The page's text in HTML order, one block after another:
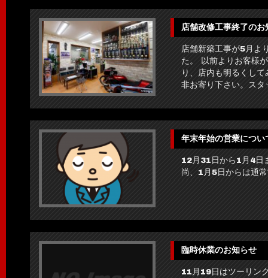
店舗改修工事終了のお
店舗新築工事が5月よ
た。 以前よりお客様
り、店内も明るくし
非お寄り下さい。ス
年末年始の営業につい
12月31日から1月4日
尚、1月5日からは通
臨時休業のお知らせ
11月19日はツーリン